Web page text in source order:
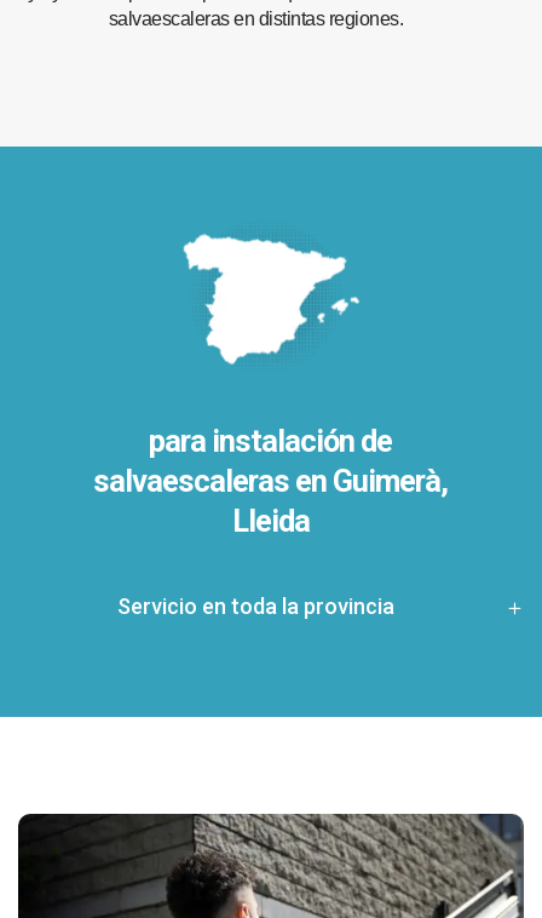
salvaescaleras en distintas regiones.
para instalación de
salvaescaleras en Guimerà,
Lleida
Servicio en toda la provincia